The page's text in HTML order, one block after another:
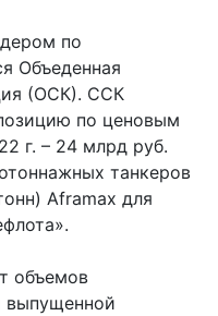
по
Объеденная
(ОСК). ССК
по ценовым
г. – 24 млрд руб.
танкеров
Aframax для
объемов
выпущенной